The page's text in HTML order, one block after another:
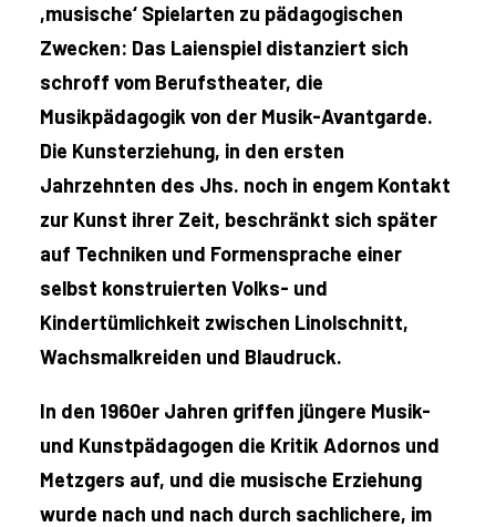
,musische‘ Spielarten zu pädagogischen
Zwecken: Das Laienspiel distanziert sich
schroff vom Berufstheater, die
Musikpädagogik von der Musik-Avantgarde.
Die Kunsterziehung, in den ersten
Jahrzehnten des Jhs. noch in engem Kontakt
zur Kunst ihrer Zeit, beschränkt sich später
auf Techniken und Formensprache einer
selbst konstruierten Volks- und
Kindertümlichkeit zwischen Linolschnitt,
Wachsmalkreiden und Blaudruck.
In den 1960er Jahren griffen jüngere Musik-
und Kunstpädagogen die Kritik Adornos und
Metzgers auf, und die musische Erziehung
wurde nach und nach durch sachlichere, im